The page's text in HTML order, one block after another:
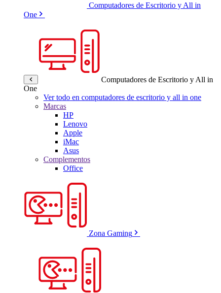
Computadores de Escritorio y All in
One
Computadores de Escritorio y All in
One
Ver todo en computadores de escritorio y all in one
Marcas
HP
Lenovo
Apple
iMac
Asus
Complementos
Office
Zona Gaming